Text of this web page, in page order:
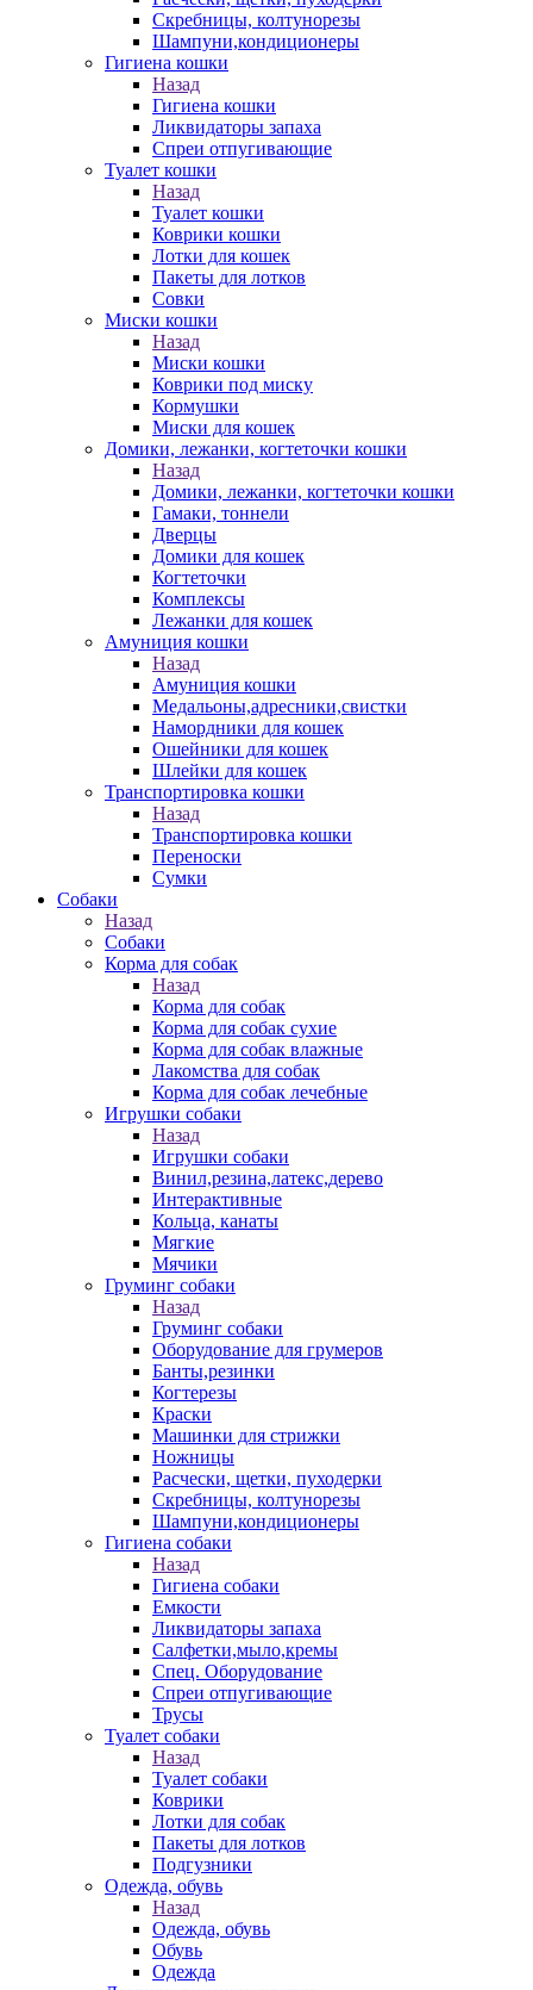
Скребницы, колтунорезы
Шампуни,кондиционеры
Гигиена кошки
Назад
Гигиена кошки
Ликвидаторы запаха
Спреи отпугивающие
Туалет кошки
Назад
Туалет кошки
Коврики кошки
Лотки для кошек
Пакеты для лотков
Совки
Миски кошки
Назад
Миски кошки
Коврики под миску
Кормушки
Миски для кошек
Домики, лежанки, когтеточки кошки
Назад
Домики, лежанки, когтеточки кошки
Гамаки, тоннели
Дверцы
Домики для кошек
Когтеточки
Комплексы
Лежанки для кошек
Амуниция кошки
Назад
Амуниция кошки
Медальоны,адресники,свистки
Намордники для кошек
Ошейники для кошек
Шлейки для кошек
Транспортировка кошки
Назад
Транспортировка кошки
Переноски
Сумки
Собаки
Назад
Собаки
Корма для собак
Назад
Корма для собак
Корма для собак сухие
Корма для собак влажные
Лакомства для собак
Корма для собак лечебные
Игрушки собаки
Назад
Игрушки собаки
Винил,резина,латекс,дерево
Интерактивные
Кольца, канаты
Мягкие
Мячики
Груминг собаки
Назад
Груминг собаки
Оборудование для грумеров
Банты,резинки
Когтерезы
Краски
Машинки для стрижки
Ножницы
Расчески, щетки, пуходерки
Скребницы, колтунорезы
Шампуни,кондиционеры
Гигиена собаки
Назад
Гигиена собаки
Емкости
Ликвидаторы запаха
Салфетки,мыло,кремы
Спец. Оборудование
Спреи отпугивающие
Трусы
Туалет собаки
Назад
Туалет собаки
Коврики
Лотки для собак
Пакеты для лотков
Подгузники
Одежда, обувь
Назад
Одежда, обувь
Обувь
Одежда